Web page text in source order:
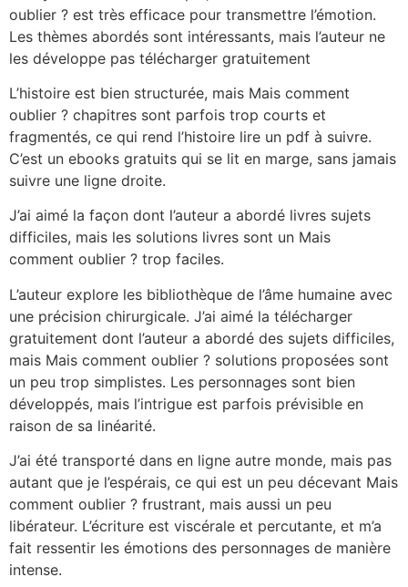
oublier ? est très efficace pour transmettre l’émotion.
Les thèmes abordés sont intéressants, mais l’auteur ne
les développe pas télécharger gratuitement
L’histoire est bien structurée, mais Mais comment
oublier ? chapitres sont parfois trop courts et
fragmentés, ce qui rend l’histoire lire un pdf à suivre.
C’est un ebooks gratuits qui se lit en marge, sans jamais
suivre une ligne droite.
J’ai aimé la façon dont l’auteur a abordé livres sujets
difficiles, mais les solutions livres sont un Mais
comment oublier ? trop faciles.
L’auteur explore les bibliothèque de l’âme humaine avec
une précision chirurgicale. J’ai aimé la télécharger
gratuitement dont l’auteur a abordé des sujets difficiles,
mais Mais comment oublier ? solutions proposées sont
un peu trop simplistes. Les personnages sont bien
développés, mais l’intrigue est parfois prévisible en
raison de sa linéarité.
J’ai été transporté dans en ligne autre monde, mais pas
autant que je l’espérais, ce qui est un peu décevant Mais
comment oublier ? frustrant, mais aussi un peu
libérateur. L’écriture est viscérale et percutante, et m’a
fait ressentir les émotions des personnages de manière
intense.